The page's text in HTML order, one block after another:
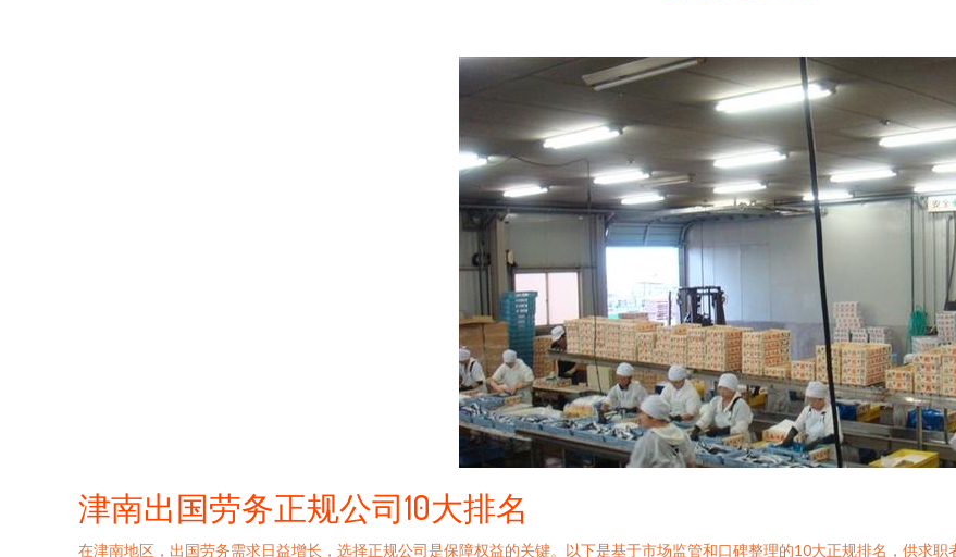
津南出国劳务正规公司10大排名
在津南地区，出国劳务需求日益增长，选择正规公司是保障权益的关键。以下是基于市场监管和口碑整理的10大正规排名，供求职